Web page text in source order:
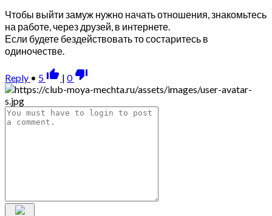
Чтобы выйти замуж нужно начать отношения, знакомьтесь
на работе, через друзей, в интернете.
Если будете бездействовать то состаритесь в
одиночестве.
Reply • 5 thumb_up_alt | 0 thumb_down_alt